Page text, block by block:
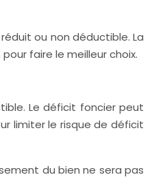
ou non déductible. La
faire le meilleur choix.
Le déficit foncier peut
limiter le risque de déficit
du bien ne sera pas